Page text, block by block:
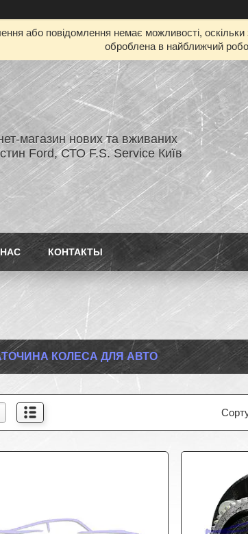
або повідомлення немає можливості,
оброблена в найближчий
магазин нових та вживаних
Ford, СТО F.S. Service Київ
КОНТАКТЫ
КОЛЕСА ДЛЯ АВТО